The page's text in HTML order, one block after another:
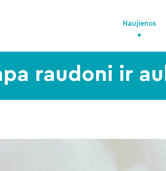
Naujienos
raudoni ir